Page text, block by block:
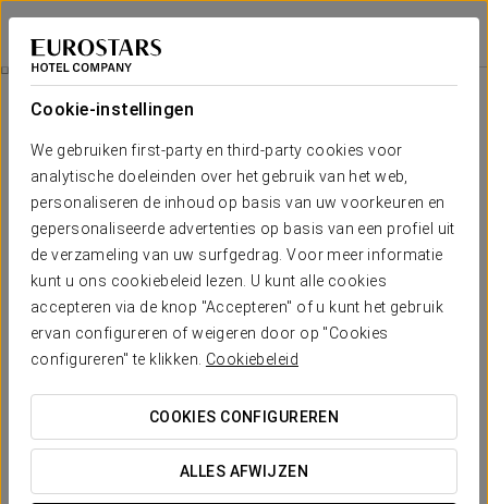
Cookie-instellingen
We gebruiken first-party en third-party cookies voor
analytische doeleinden over het gebruik van het web,
personaliseren de inhoud op basis van uw voorkeuren en
gepersonaliseerde advertenties op basis van een profiel uit
de verzameling van uw surfgedrag. Voor meer informatie
kunt u ons cookiebeleid lezen. U kunt alle cookies
accepteren via de knop "Accepteren" of u kunt het gebruik
ervan configureren of weigeren door op "Cookies
configureren" te klikken. Cookiebeleid
COOKIES CONFIGUREREN
ALLES AFWIJZEN
Eurostars Das Artes
PORTO
Gourmetervaring
€ 50
Gourmetervaring
Enjoy our cuisine with this gourmet experience.
-A bottle of red or white wine.